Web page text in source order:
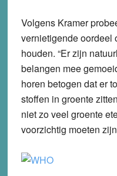
Volgens Kramer
vernietigende oordeel
houden. “Er zijn
belangen mee
horen betogen dat er
stoffen in groente
niet zo veel groente
voorzichtig moeten